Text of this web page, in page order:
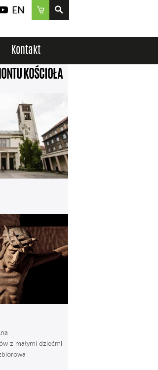
YouTube
EN Sklep
Kontakt
KOŚCIOŁA
z małymi dziećmi